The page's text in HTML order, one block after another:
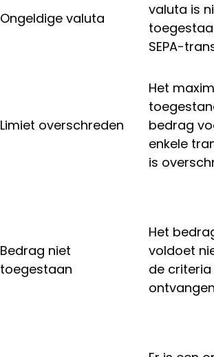
Ongeldige valuta
valuta is
SEPA-
Limiet overschreden
Het
bedrag
enkele
is
Bedrag niet
toegestaan
Het
voldoet
de